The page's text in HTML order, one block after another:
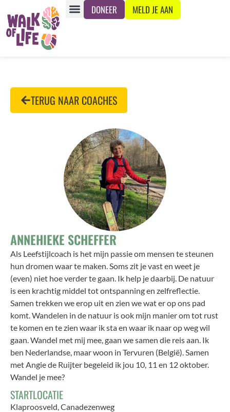
DONEER MELD JE AAN
TERUG NAAR COACHES
ANNEHIEKE SCHEFFER
Als Leefstijlcoach is het mijn passie om mensen te steunen
hun dromen waar te maken. Soms zit je vast en weet je
(even) niet hoe verder te gaan. Ik help je daarbij. De natuur
is een krachtig middel tot ontspanning en zelfreflectie.
Samen trekken we erop uit en zien we wat er op ons pad
komt. Wandelen in de natuur is ook mijn manier om tot rust
te komen en te zien waar ik sta en waar ik naar op weg wil
gaan. Wandel met mij mee, gaan we samen die reis aan. Ik
ben Nederlandse, maar woon in Tervuren (België). Samen
met Angie de Ruijter begeleid ik jou 10, 11 en 12 oktober.
Wandel je mee?
STARTLOCATIE
Klaproosveld, Canadezenweg